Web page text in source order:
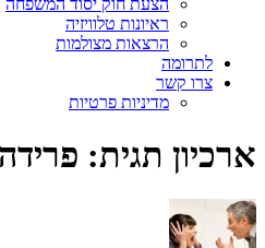
ראיונות טלוויזיה
הרצאות מצולמות
לתרומה
צרו קשר
מדיניות פרטיות
ארכיון תגית: